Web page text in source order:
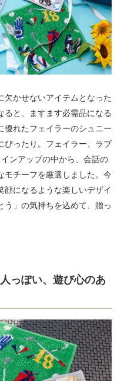
欠かせないアイテムとなった
ると、ますます必需品になる
優れたフェイラーのシュニー
ぴったり。フェイラー、ラブ
ンアップの中から、会話の
モチーフを厳選しました。今
顔になるような楽しいデザイ
う」の気持ちを込めて、贈っ
っぽい、遊び心のあ